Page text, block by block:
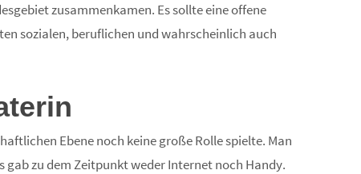
zusammenkamen. Es sollte eine offene
sozialen, beruflichen und wahrscheinlich auch
Ebene noch keine große Rolle spielte. Man
zu dem Zeitpunkt weder Internet noch Handy.